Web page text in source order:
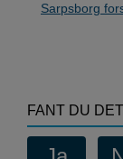
Sarpsborg
FANT DU